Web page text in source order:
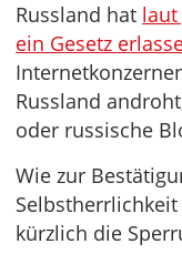
Russland hat laut
ein Gesetz
Russland
oder russische
Wie zur
kürzlich die